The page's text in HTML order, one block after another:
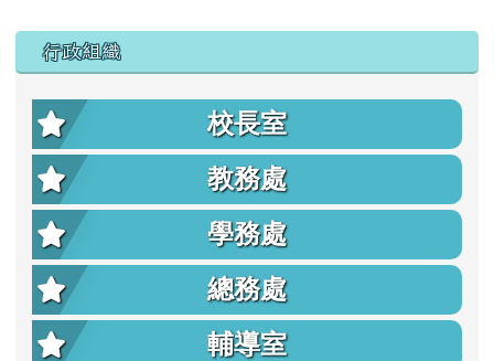
行政組織
校長室
教務處
學務處
總務處
輔導室